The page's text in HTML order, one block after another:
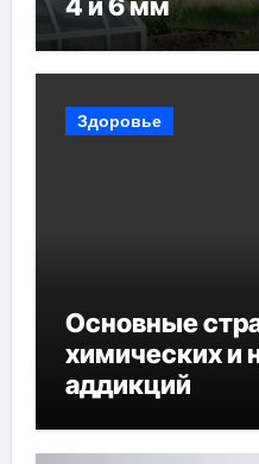
Здоровье
Основные
химических и
аддикций